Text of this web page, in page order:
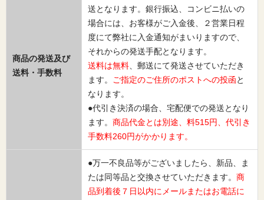
商品の発送及び
送料・手数料
送となります。銀行振込、コンビニ払いの
場合には、お客様がご入金後、２営業日程
度にて弊社に入金通知がまいりますので、
それからの発送手配となります。
送料は無料 、郵送にて発送させていただき
ます。
ご指定のご住所のポストへの投函と
なります。
●代引き決済の場合、宅配便での発送となり
ます。 商品代金とは別途、料515円、代引き
手数料260円がかかります。
●万一不良品等がございましたら、新品、ま
たは同等品と交換させていただきます。 商
品到着後７日以内にメールまたはお電話に